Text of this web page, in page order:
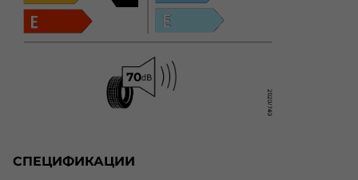
СПЕЦИФИКАЦИИ